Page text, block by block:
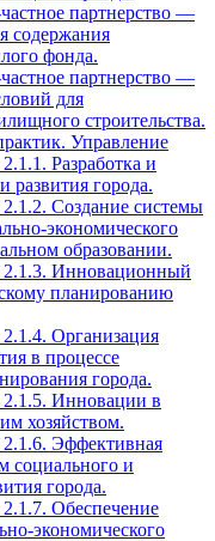
партнерство —
содержания
фонда.
партнерство —
для
строительства.
Управление
Разработка и
развития города.
Создание системы
экономического
образовании.
Инновационный
планированию
Организация
в процессе
города.
Инновации в
хозяйством.
Эффективная
социального и
города.
Обеспечение
экономического